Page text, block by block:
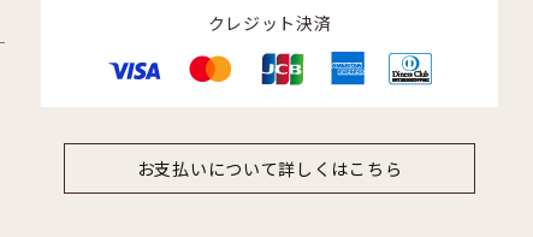
クレジット決済
お支払いについて詳しくはこちら